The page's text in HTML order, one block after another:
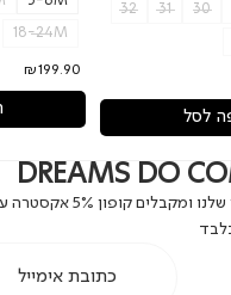
30
31
32
לסל
18-24M
₪199.90
DREAMS DO
נרשמים לניוזלטר